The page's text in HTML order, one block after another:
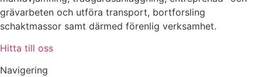
grävarbeten och utföra transport, bortforsling
schaktmassor samt därmed förenlig verksamhet.
Hitta till oss
Navigering